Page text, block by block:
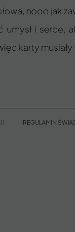
nooo jak
i serce,
karty
REGULAMIN